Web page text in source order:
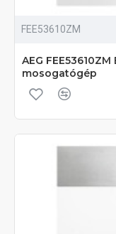
FEE53610ZM
AEG
mosogatógép